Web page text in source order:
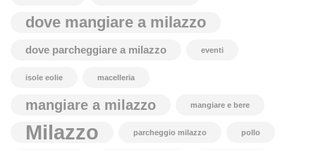
dove mangiare a milazzo
dove parcheggiare a milazzo eventi
isole eolie macelleria
mangiare a milazzo mangiare e bere
Milazzo parcheggio milazzo pollo